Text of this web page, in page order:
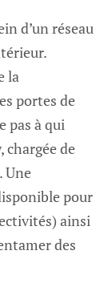
d’un réseau
la
portes de
pas à qui
chargée de
Une
pour
ainsi
des